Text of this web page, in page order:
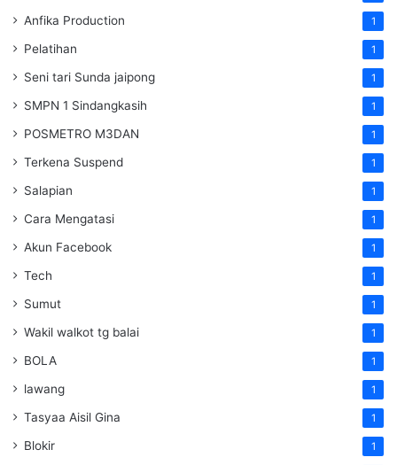
Anfika Production 1
Pelatihan 1
Seni tari Sunda jaipong 1
SMPN 1 Sindangkasih 1
POSMETRO M3DAN 1
Terkena Suspend 1
Salapian 1
Cara Mengatasi 1
Akun Facebook 1
Tech 1
Sumut 1
Wakil walkot tg balai 1
BOLA 1
lawang 1
Tasyaa Aisil Gina 1
Blokir 1